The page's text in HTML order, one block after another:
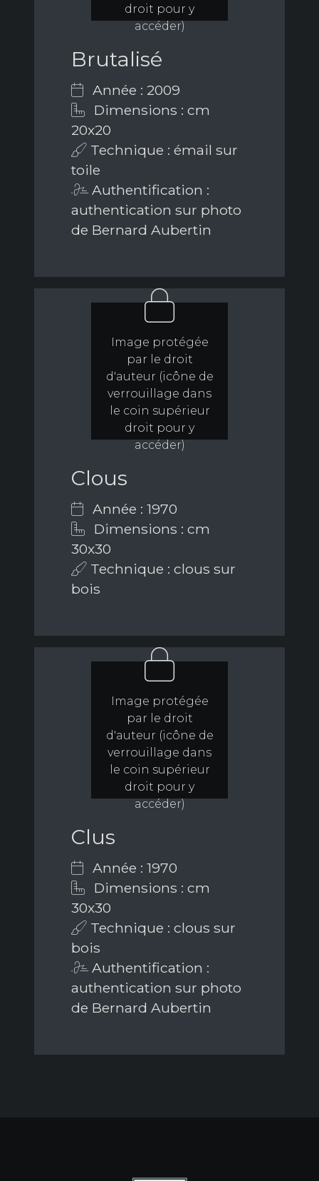
droit pour y
accéder)
Brutalisé
Année : 2009
Dimensions : cm
20x20
Technique : émail sur
toile
Authentification :
authentication sur photo
de Bernard Aubertin
Image protégée
par le droit
d'auteur (icône de
verrouillage dans
le coin supérieur
droit pour y
accéder)
Clous
Année : 1970
Dimensions : cm
30x30
Technique : clous sur
bois
Image protégée
par le droit
d'auteur (icône de
verrouillage dans
le coin supérieur
droit pour y
accéder)
Clus
Année : 1970
Dimensions : cm
30x30
Technique : clous sur
bois
Authentification :
authentication sur photo
de Bernard Aubertin